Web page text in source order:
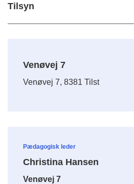
Tilsyn
Venøvej 7
Venøvej 7, 8381 Tilst
Pædagogisk leder
Christina Hansen
Venøvej 7